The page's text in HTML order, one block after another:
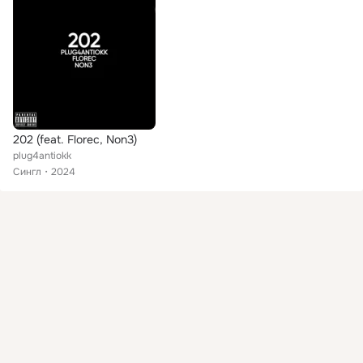
202 (feat. Florec, Non3)
plug4antiokk
Сингл
2024